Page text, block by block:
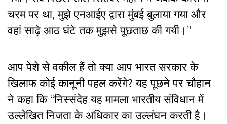
चरम पर था, मुझे एनआईए द्वारा मुंबई बुलाया गया और
वहां साढ़े आठ घंटे तक मुझसे पूछताछ की गयी।”
आप पेशे से वकील हैं तो क्या आप भारत सरकार के
खिलाफ कोई कानूनी पहल करेंगे? यह पूछने पर चौहान
ने कहा कि “निस्संदेह यह मामला भारतीय संविधान में
उल्लेखित निजता के अधिकार का उल्लंघन करती है।